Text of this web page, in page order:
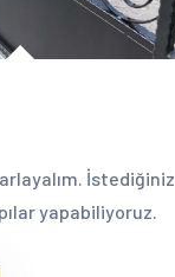
İstediğiniz
yapabiliyoruz.